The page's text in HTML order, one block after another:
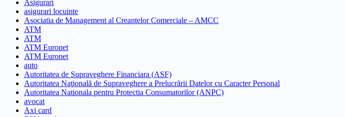
Asigurari
asigurari locuinte
Asociatia de Management al Creantelor Comerciale – AMCC
ATM
ATM
ATM Euronet
ATM Euronet
auto
Autoritatea de Supraveghere Financiara (ASF)
Autoritatea Naţională de Supraveghere a Prelucrării Datelor cu Caracter Personal
Autoritatea Nationala pentru Protectia Consumatorilor (ANPC)
avocat
Axi card